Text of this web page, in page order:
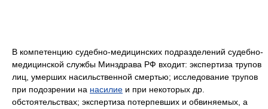
В компетенцию судебно-медицинских подразделений судебно-
медицинской службы Минздрава РФ входит: экспертиза трупов
лиц, умерших насильственной смертью; исследование трупов
при подозрении на насилие и при некоторых др.
обстоятельствах; экспертиза потерпевших и обвиняемых, а